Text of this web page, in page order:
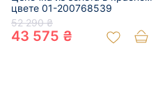
цвете 01-200768539
52 290 ₴
43 575 ₴